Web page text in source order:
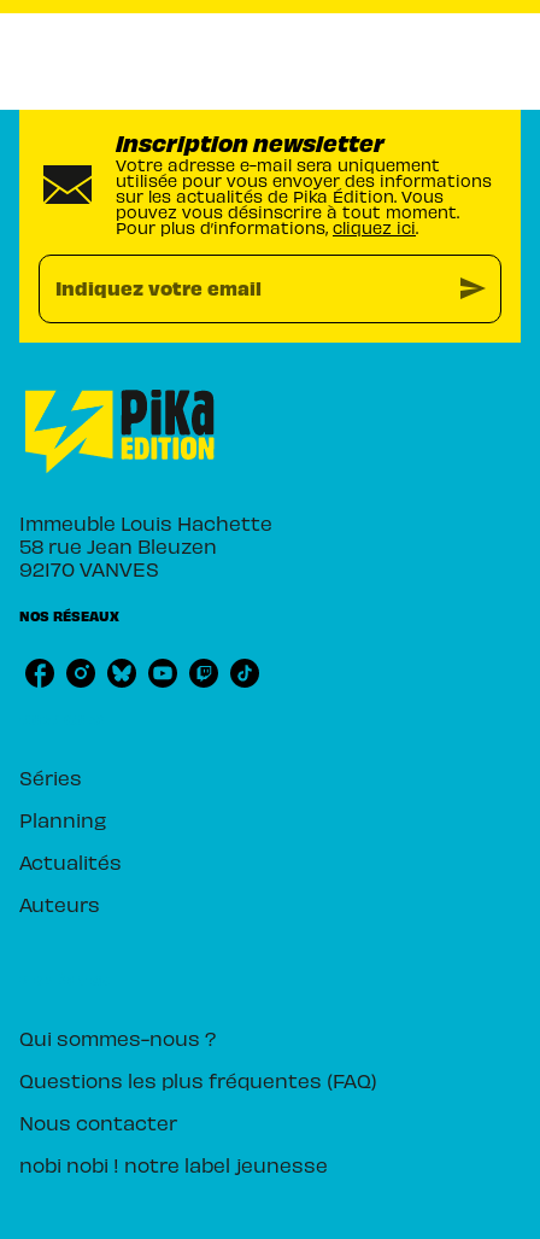
Inscription newsletter
Votre adresse e-mail sera uniquement
utilisée pour vous envoyer des informations
sur les actualités de Pika Édition. Vous
pouvez vous désinscrire à tout moment.
Pour plus d’informations, cliquez ici.
Indiquez votre email send
Immeuble Louis Hachette
58 rue Jean Bleuzen
92170 VANVES
NOS RÉSEAUX
Séries
Planning
Actualités
Auteurs
Qui sommes-nous ?
Questions les plus fréquentes (FAQ)
Nous contacter
nobi nobi ! notre label jeunesse